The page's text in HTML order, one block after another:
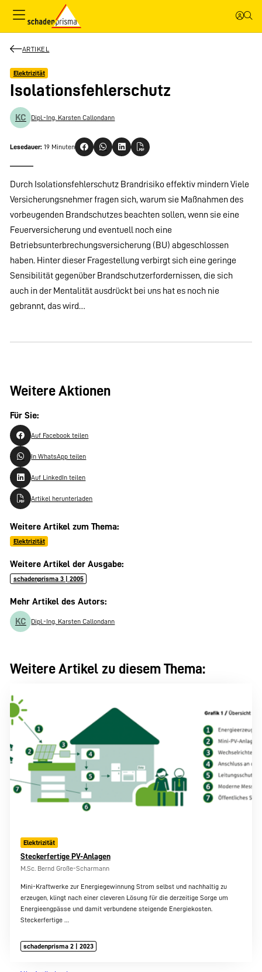
ARTIKEL
Elektrizität
Isolationsfehlerschutz
KC Dipl.-Ing. Karsten Callondann
Lesedauer: 19 Minuten
Durch Isolationsfehlerschutz Brandrisiko effektiv mindern Viele
Versicherungsnehmer fragen sich, warum sie Maßnahmen des
vorbeugenden Brandschutzes beachten sollen, wenn sie eine
Feuerversicherung und eventuell noch eine
Betriebsunterbrechungsversicherung (BU) abgeschlossen
haben. Hinter dieser Fragestellung verbirgt sich eine geringe
Sensibilität gegenüber Brandschutzerfordernissen, die sich
auch in der Mentalität ausdrückt bei uns hat es noch nie
gebrannt, das wird…
Weitere Aktionen
Für Sie:
Auf Facebook teilen
In WhatsApp teilen
Auf LinkedIn teilen
Artikel herunterladen
Weitere Artikel zum Thema:
Elektrizität
Weitere Artikel der Ausgabe:
schadenprisma 3 | 2005
Mehr Artikel des Autors:
KC Dipl.-Ing. Karsten Callondann
Weitere Artikel zu diesem Thema:
Elektrizität
Steckerfertige PV-Anlagen
M.Sc. Bernd Große-Scharmann
Mini-Kraftwerke zur Energiegewinnung Strom selbst und nachhaltig zu
erzeugen, klingt nach einer cleveren Lösung für die derzeitige Sorge um
Energieengpässe und damit verbundene steigende Energiekosten.
Steckerfertige
schadenprisma 2 | 2023